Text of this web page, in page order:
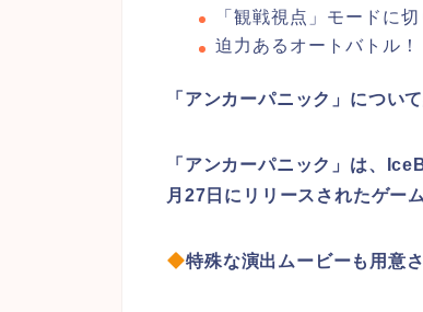
「観戦視点」モードに切
迫力あるオートバトル！
「アンカーパニック」につい
「アンカーパニック」は、
月27日にリリースされたゲー
特殊な演出ムービーも用意